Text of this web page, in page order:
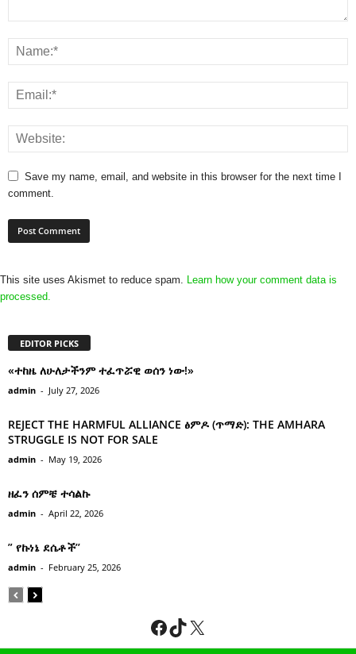
Save my name, email, and website in this browser for the next time I
comment.
This site uses Akismet to reduce spam. Learn how your comment data is
processed.
EDITOR PICKS
«ተከዜ ለሁለታችንም ተፈጥሯዊ ወሰን ነው!»
admin - July 27, 2026
REJECT THE HARMFUL ALLIANCE ፅምዶ (ጥማድ): THE AMHARA
STRUGGLE IS NOT FOR SALE
admin - May 19, 2026
ዘፈን ሰምቼ ተሳልኩ
admin - April 22, 2026
” የኩነኔ ደሴቶች’’
admin - February 25, 2026
Facebook
TikTok
X